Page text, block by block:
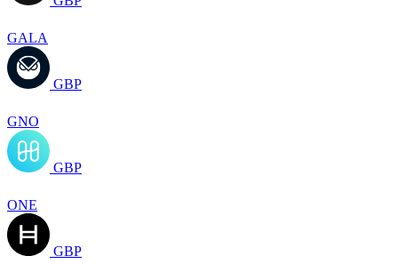
GALA
GBP
GNO
GBP
ONE
GBP